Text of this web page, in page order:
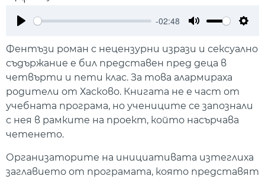
-02:48
Фентъзи роман с нецензурни изрази и сексуално
съдържание е бил представен пред деца в
четвърти и пети клас. За това алармираха
родители от Хасково. Книгата не е част от
учебната програма, но учениците се запознали
с нея в рамките на проект, който насърчава
четенето.
Организаторите на инициативата изтеглиха
заглавието от програмата, която представят